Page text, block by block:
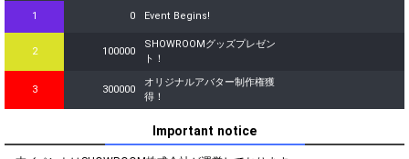
1 0 Event Begins!
2 100000
SHOWROOMグッズプレゼン
ト！
3 300000
オリジナルアバター制作権獲
得！
Important notice